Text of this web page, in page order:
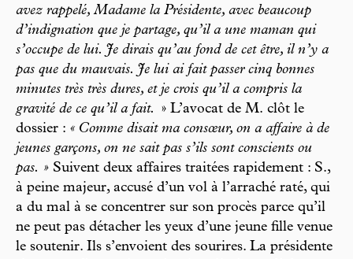
avez rappelé, Madame la Présidente, avec beaucoup
d’indignation que je partage, qu’il a une maman qui
s’occupe de lui. Je dirais qu’au fond de cet être, il n’y a
pas que du mauvais. Je lui ai fait passer cinq bonnes
minutes très très dures, et je crois qu’il a compris la
gravité de ce qu’il a fait.
» L’avocat de M. clôt le
dossier : « Comme disait ma consœur, on a affaire à de
jeunes garçons, on ne sait pas s’ils sont conscients ou
pas. » Suivent deux affaires traitées rapidement : S.,
à peine majeur, accusé d’un vol à l’arraché raté, qui
a du mal à se concentrer sur son procès parce qu’il
ne peut pas détacher les yeux d’une jeune fille venue
le soutenir. Ils s’envoient des sourires. La présidente